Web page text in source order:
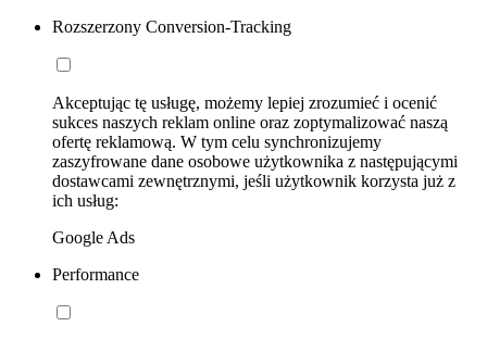
Rozszerzony Conversion-Tracking
Akceptując tę usługę, możemy lepiej zrozumieć i ocenić
sukces naszych reklam online oraz zoptymalizować naszą
ofertę reklamową. W tym celu synchronizujemy
zaszyfrowane dane osobowe użytkownika z następującymi
dostawcami zewnętrznymi, jeśli użytkownik korzysta już z
ich usług:
Google Ads
Performance